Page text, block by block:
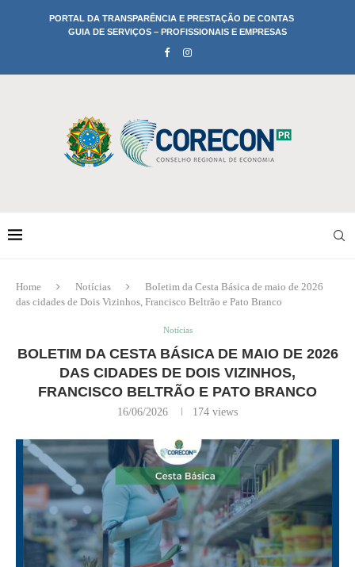
PORTAL DA TRANSPARÊNCIA E PRESTAÇÃO DE CONTAS
GUIA DE SERVIÇOS – PROFISSIONAIS E EMPRESAS
Home Notícias
Boletim da Cesta Básica de maio de 2026
das cidades de Dois Vizinhos, Francisco Beltrão e Pato Branco
Notícias
BOLETIM DA CESTA BÁSICA DE MAIO DE 2026
DAS CIDADES DE DOIS VIZINHOS,
FRANCISCO BELTRÃO E PATO BRANCO
16/06/2026 174 views